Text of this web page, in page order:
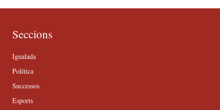
Seccions
Igualada
Política
Successos
Esports